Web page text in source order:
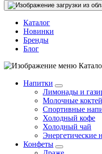
Каталог
Новинки
Бренды
Блог
Напитки
Лимонады и
Молочные
Спортивные
Холодный кофе
Холодный чай
Энергетические
Конфеты